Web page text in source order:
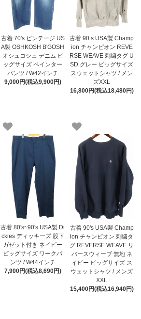
古着 70's ビンテージ US
A製 OSHKOSH B'GOSH
オシュコシュ デニム ビ
ッグサイズ ペインター
パンツ / W42インチ
9,000円(税込9,900円)
古着 90’s USA製 Champ
ion チャンピオン REVE
RSE WEAVE 刺繍タグ U
SD グレー ビッグサイズ
スウェットシャツ / メン
ズXXL
16,800円(税込18,480円)
古着 80's~90's USA製 Di
ckies ディッキーズ 股下
ガゼット付き ネイビー
ビッグサイズ ワークパ
ンツ / W44インチ
7,900円(税込8,690円)
古着 90's USA製 Champ
ion チャンピオン 刺繍タ
グ REVERSE WEAVE リ
バースウィーブ 無地 ネ
イビー ビッグサイズ ス
ウェットシャツ / メンズ
XXL
15,400円(税込16,940円)